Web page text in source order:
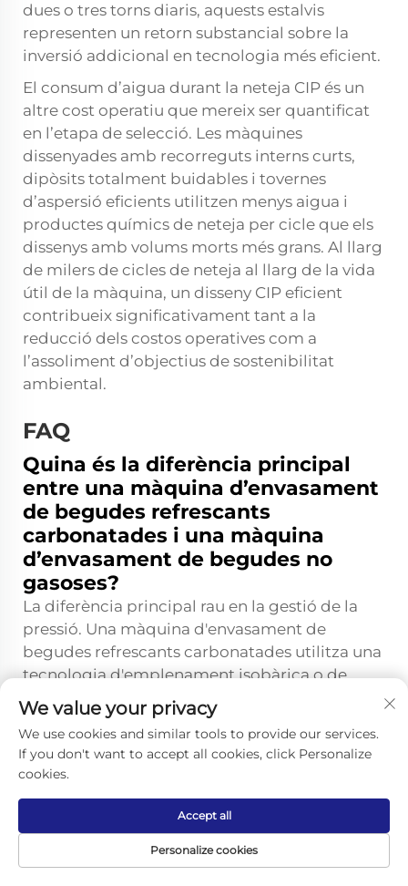
dues o tres torns diaris, aquests estalvis
representen un retorn substancial sobre la
inversió addicional en tecnologia més eficient.
El consum d’aigua durant la neteja CIP és un
altre cost operatiu que mereix ser quantificat
en l’etapa de selecció. Les màquines
dissenyades amb recorreguts interns curts,
dipòsits totalment buidables i tovernes
d’aspersió eficients utilitzen menys aigua i
productes químics de neteja per cicle que els
dissenys amb volums morts més grans. Al llarg
de milers de cicles de neteja al llarg de la vida
útil de la màquina, un disseny CIP eficient
contribueix significativament tant a la
reducció dels costos operatives com a
l’assoliment d’objectius de sostenibilitat
ambiental.
FAQ
Quina és la diferència principal
entre una màquina d’envasament
de begudes refrescants
carbonatades i una màquina
d’envasament de begudes no
gasoses?
La diferència principal rau en la gestió de la
pressió. Una màquina d'envasament de
begudes refrescants carbonatades utilitza una
tecnologia d'emplenament isobàrica o de
contrapressió per pre-pressuritzar el recipient
amb CO₂ abans de l'entrada del líquid, evitant
així la formació d'escuma i la pèrdua de CO₂.
Un emplenador de begudes no carbonatades
gravetat i no necessita aquest sistema de
pressurització, el que el fa mecànicament més
senzill, però totalment inadient per a
We value your privacy
We use cookies and similar tools to provide our services.
If you don't want to accept all cookies, click Personalize
cookies.
Personalize cookies
Accept all